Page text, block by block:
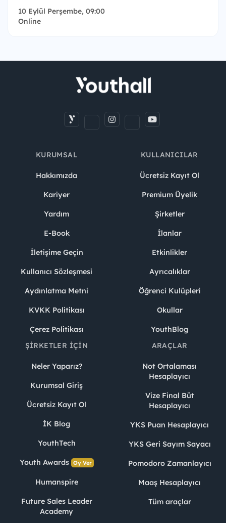
10 Eylül Perşembe, 09:00
Online
KURUMSAL
Hakkımızda
Kariyer
Yardım
E-Book
İletişime Geçin
Kullanıcı Sözleşmesi
Aydınlatma Metni
KVKK Politikası
Çerez Politikası
KULLANICILAR
Ücretsiz Kayıt Ol
Premium Üyelik
Şirketler
İlanlar
Etkinlikler
Ayrıcalıklar
Öğrenci Kulüpleri
Okullar
YouthBlog
ŞIRKETLER İÇIN
Neler Yaparız?
Kurumsal Giriş
Ücretsiz Kayıt Ol
İK Blog
YouthTech
Youth Awards Oy Ver
Humanspire
Future Sales Leader
Academy
ARAÇLAR
Not Ortalaması
Hesaplayıcı
Vize Final Büt
Hesaplayıcı
YKS Puan Hesaplayıcı
YKS Geri Sayım Sayacı
Pomodoro Zamanlayıcı
Maaş Hesaplayıcı
Tüm araçlar